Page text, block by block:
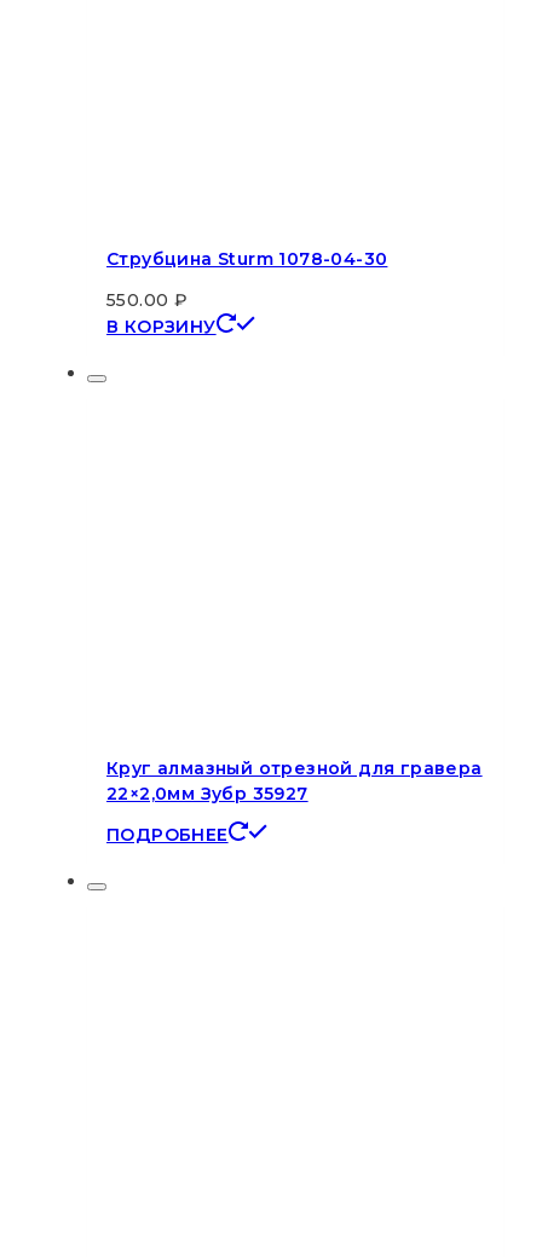
Струбцина Sturm 1078-04-30
550.00 ₽
В КОРЗИНУ
Круг алмазный отрезной для гравера
22×2,0мм Зубр 35927
ПОДРОБНЕЕ